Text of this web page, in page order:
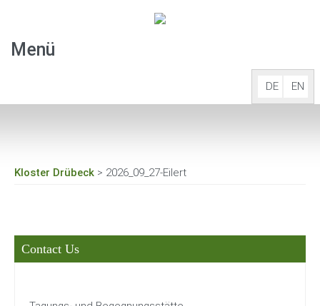
Menü
DE EN
Events
Kloster Drübeck > 2026_09_27-Eilert
Contact Us